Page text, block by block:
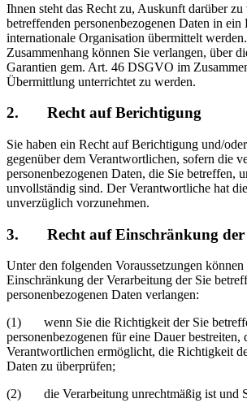
Ihnen steht das Recht zu, Auskunft darüber
betreffenden personenbezogenen Daten in
internationale Organisation übermittelt
Zusammenhang können Sie verlangen, über
Garantien gem. Art. 46 DSGVO im
Übermittlung unterrichtet zu werden.
2. Recht auf Berichtigung
Sie haben ein Recht auf Berichtigung und/
gegenüber dem Verantwortlichen, sofern die
personenbezogenen Daten, die Sie betreffen,
unvollständig sind. Der Verantwortliche hat
unverzüglich vorzunehmen.
3. Recht auf Einschränkung der
Unter den folgenden Voraussetzungen können
Einschränkung der Verarbeitung der Sie
personenbezogenen Daten verlangen:
(1) wenn Sie die Richtigkeit der Sie
personenbezogenen für eine Dauer bestreiten,
Verantwortlichen ermöglicht, die Richtigkeit
Daten zu überprüfen;
(2) die Verarbeitung unrechtmäßig ist und